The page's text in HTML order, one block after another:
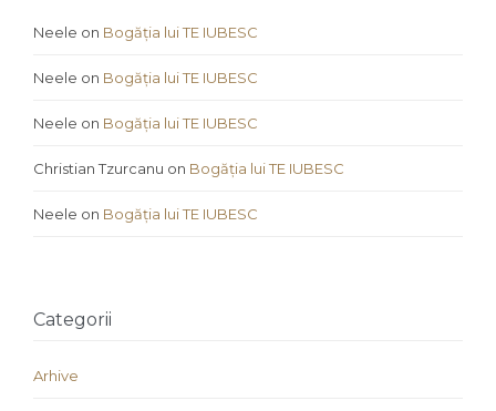
Neele on Bogăția lui TE IUBESC
Neele on Bogăția lui TE IUBESC
Neele on Bogăția lui TE IUBESC
Christian Tzurcanu on Bogăția lui TE IUBESC
Neele on Bogăția lui TE IUBESC
Categorii
Arhive